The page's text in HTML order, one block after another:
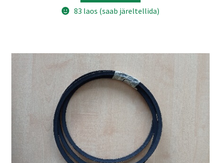
83 laos (saab järeltellida)